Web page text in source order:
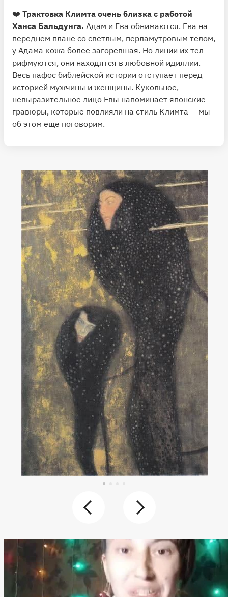
❤️ Трактовка Климта очень близка с работой
Ханса Бальдунга. Адам и Ева обнимаются. Ева на
переднем плане со светлым, перламутровым телом,
у Адама кожа более загоревшая. Но линии их тел
рифмуются, они находятся в любовной идиллии.
Весь пафос библейской истории отступает перед
историей мужчины и женщины. Кукольное,
невыразительное лицо Евы напоминает японские
гравюры, которые повлияли на стиль Климта — мы
об этом еще поговорим.